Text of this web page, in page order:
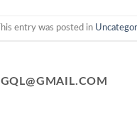
This entry was posted in